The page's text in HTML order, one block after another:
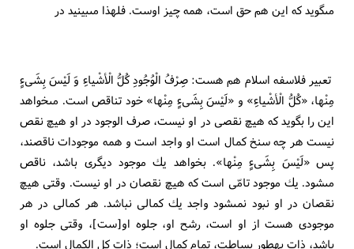
مى‏گويد كه اين هم حق است، همه چيز اوست. فلهذا مى‏بينيد در
تعبير فلاسفه اسلام هم هست: صِرْفُ الْوُجُودِ كُلُّ الْأشْياءِ وَ لَيْسَ بِشَى‏ءٍ
مِنْها، «كُلُّ الْأشْياءِ» و «لَيْسَ بِشَى‏ءٍ مِنْها» خود تناقص است. مى‏خواهد
اين را بگويد كه هيچ نقصى در او نيست، صرف الوجود در او هيچ نقص
نيست هر چه سنخ كمال است او واجد است و همه موجودات ناقصند،
پس «لَيْسَ بِشَى‏ءٍ مِنْها». بخواهد يك موجود ديگرى باشد، ناقص
مى‏شود. يك موجود تامّى است كه هيچ نقصان در او نيست. وقتى هيچ
نقصان در او نبود نمى‏شود واجد يك كمالى نباشد. هر كمالى در هر
موجودى هست از او است، رشح او، جلوه او[ست‏]، وقتى جلوه او
باشد، ذات به‏طور بساطت، تمام كمال است؛ ذات كل الكمال است.